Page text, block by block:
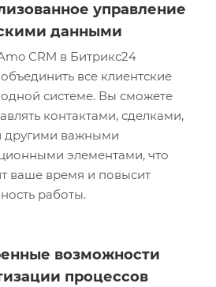
управление
данными
CRM в Битрикс24
все клиентские
системе. Вы сможете
контактами, сделками,
другими важными
элементами, что
ваше время и повысит
работы.
возможности
процессов